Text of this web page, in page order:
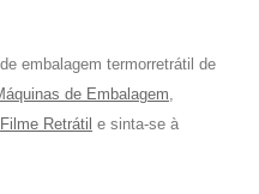
embalagem termorretrátil de
de Embalagem
Filme Retrátil e sinta-se à